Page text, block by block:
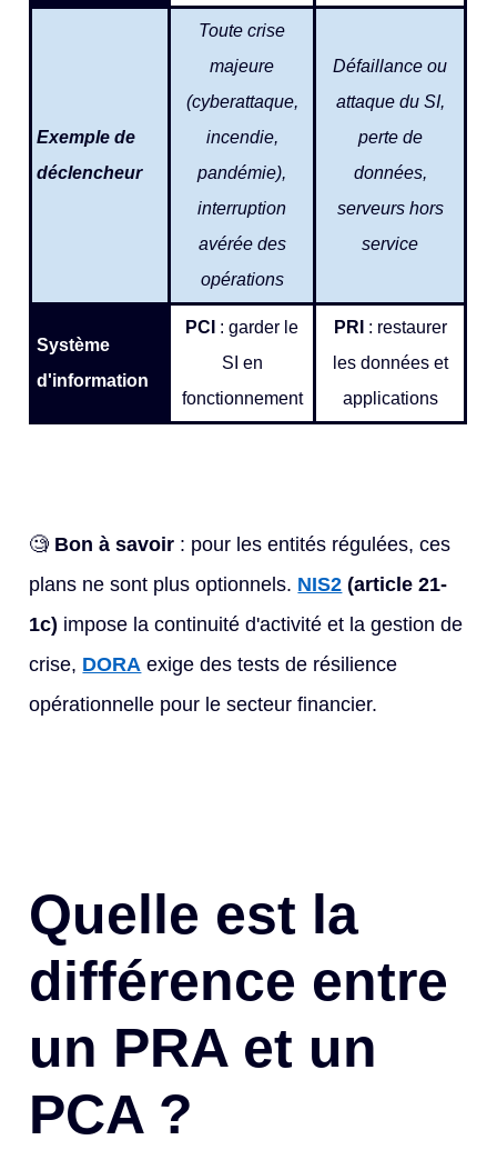
Exemple de
déclencheur
Toute crise
majeure
(cyberattaque,
incendie,
pandémie),
interruption
avérée des
opérations
Défaillance ou
attaque du SI,
perte de
données,
serveurs hors
service
Système
d'information
PCI : garder le
SI en
fonctionnement
PRI : restaurer
les données et
applications
🧐 Bon à savoir : pour les entités régulées, ces
plans ne sont plus optionnels. NIS2 (article 21-
1c) impose la continuité d'activité et la gestion de
crise, DORA exige des tests de résilience
opérationnelle pour le secteur financier.
Quelle est la
différence entre
un PRA et un
PCA ?